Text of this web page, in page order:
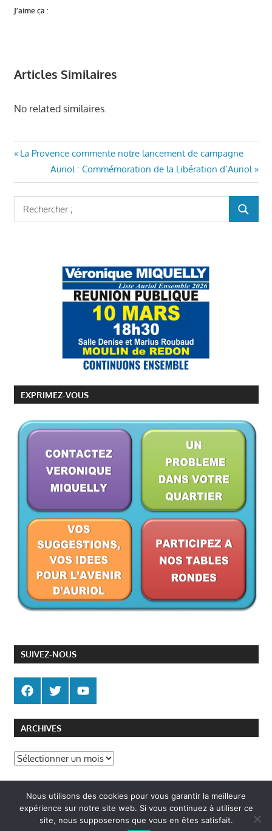
J’aime ça :
Articles Similaires
No related similaires.
AURIOL
MAIRIE
Navigation
de
l’article
Article
précédent
:
La Provence commente notre lancement de campagne
Article
suivant
:
Auriol : Commémoration de la Libération d’Auriol
Rechercher
:
EXPRIMEZ-VOUS
SUIVEZ-NOUS
ARCHIVES
Archives
Politique de confidentialité
Nous utilisons des cookies pour vous garantir la meilleure
expérience sur notre site web. Si vous continuez à utiliser ce
site, nous supposerons que vous en êtes satisfait.